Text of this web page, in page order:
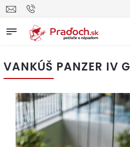
VANKÚŠ PANZER IV G